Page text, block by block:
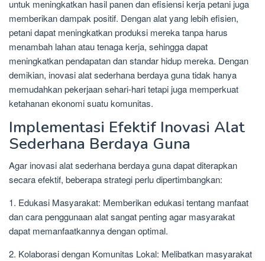
untuk meningkatkan hasil panen dan efisiensi kerja petani juga
memberikan dampak positif. Dengan alat yang lebih efisien,
petani dapat meningkatkan produksi mereka tanpa harus
menambah lahan atau tenaga kerja, sehingga dapat
meningkatkan pendapatan dan standar hidup mereka. Dengan
demikian, inovasi alat sederhana berdaya guna tidak hanya
memudahkan pekerjaan sehari-hari tetapi juga memperkuat
ketahanan ekonomi suatu komunitas.
Implementasi Efektif Inovasi Alat
Sederhana Berdaya Guna
Agar inovasi alat sederhana berdaya guna dapat diterapkan
secara efektif, beberapa strategi perlu dipertimbangkan:
1. Edukasi Masyarakat: Memberikan edukasi tentang manfaat
dan cara penggunaan alat sangat penting agar masyarakat
dapat memanfaatkannya dengan optimal.
2. Kolaborasi dengan Komunitas Lokal: Melibatkan masyarakat